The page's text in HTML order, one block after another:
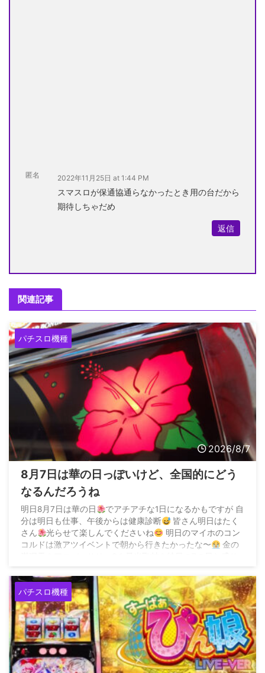
匿名 2022年11月25日 at 1:44 PM
スマスロが保通協通らなかったとき用の台だから
期待しちゃだめ
返信
関連記事
パチスロ機種
2026/8/7
8月7日は華の日っぽいけど、全国的にどう
なるんだろうね
明日8月7日は華の日
でアチアチな1日になるかもですが 自
分は明日も仕事、午後からは健康診断
皆さん明日はたく
さん
光らせて楽しんでくださいね
明日のマイホのコン
コルドは激アツイベントで朝から行きたかったな〜
金の
パチスロ機種